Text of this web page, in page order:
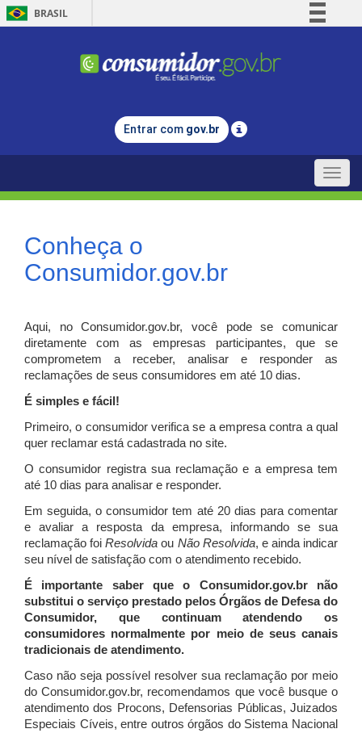
BRASIL
Comunica BR
Legislação
Entrar com gov.br
Toggle
Conheça o
Consumidor.gov.br
Aqui, no Consumidor.gov.br, você pode se comunicar
diretamente com as empresas participantes, que se
comprometem a receber, analisar e responder as
reclamações de seus consumidores em até 10 dias.
É simples e fácil!
Primeiro, o consumidor verifica se a empresa contra a qual
quer reclamar está cadastrada no site.
O consumidor registra sua reclamação e a empresa tem
até 10 dias para analisar e responder.
Em seguida, o consumidor tem até 20 dias para comentar
e avaliar a resposta da empresa, informando se sua
reclamação foiResolvida ou Não Resolvida, e ainda indicar
seu nível de satisfação com o atendimento recebido.
É importante saber que o Consumidor.gov.br não
substitui o serviço prestado pelos Órgãos de Defesa do
Consumidor, que continuam atendendo os
consumidores normalmente por meio de seus canais
tradicionais de atendimento.
Caso não seja possível resolver sua reclamação por meio
do Consumidor.gov.br, recomendamos que você busque o
atendimento dos Procons, Defensorias Públicas, Juizados
Especiais Cíveis, entre outros órgãos do Sistema Nacional